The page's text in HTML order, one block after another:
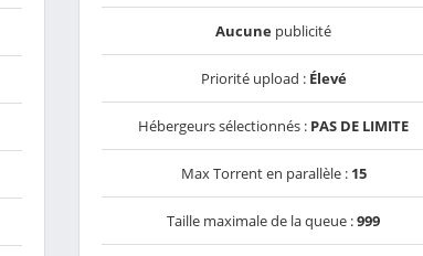
Aucune publicité
Priorité upload : Élevé
Hébergeurs sélectionnés : PAS DE LIMITE
Max Torrent en parallèle : 15
Taille maximale de la queue :999